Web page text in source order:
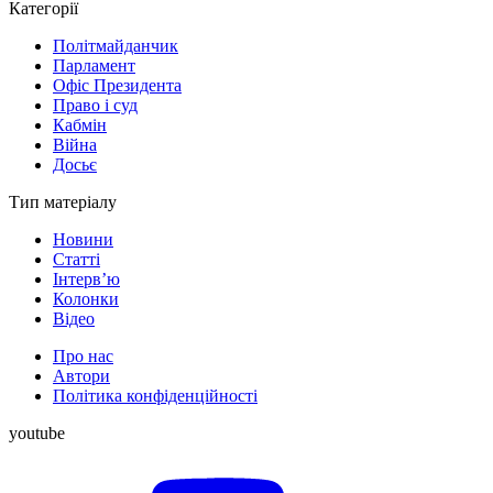
Категорії
Політмайданчик
Парламент
Офіс Президента
Право і суд
Кабмін
Війна
Досьє
Тип матеріалу
Новини
Статті
Інтерв’ю
Колонки
Відео
Про нас
Автори
Політика конфіденційності
youtube